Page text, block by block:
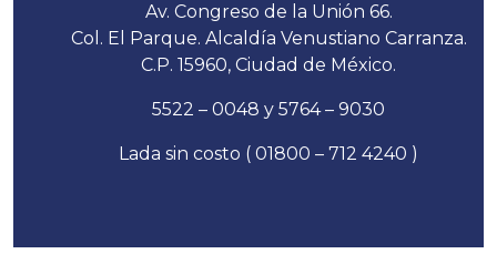
Av. Congreso de la Unión 66.
Col. El Parque. Alcaldía Venustiano Carranza.
C.P. 15960, Ciudad de México.
5522 – 0048 y 5764 – 9030
Lada sin costo ( 01800 – 712 4240 )